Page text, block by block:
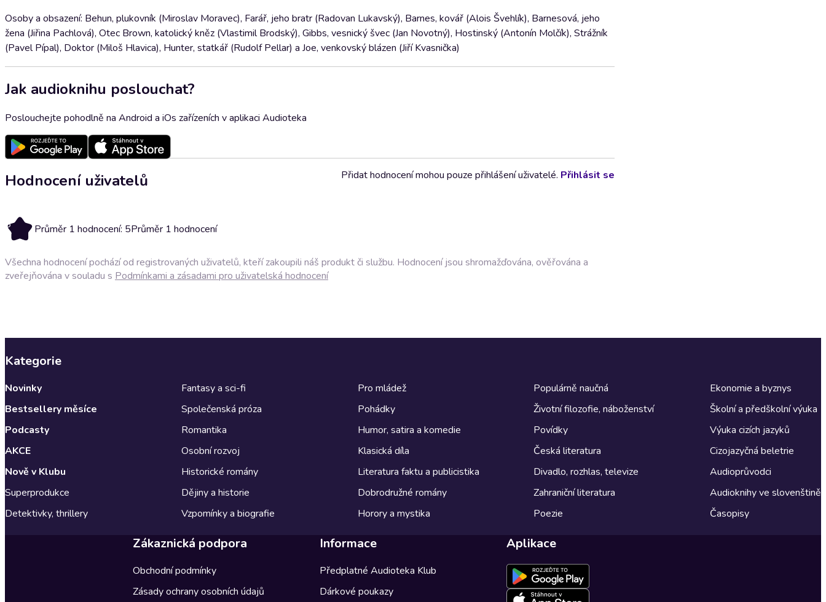
Osoby a obsazení: Behun, plukovník (Miroslav Moravec), Farář, jeho bratr (Radovan Lukavský), Barnes, kovář (Alois Švehlík), Barnesová, jeho
žena (Jiřina Pachlová), Otec Brown, katolický kněz (Vlastimil Brodský), Gibbs, vesnický švec (Jan Novotný), Hostinský (Antonín Molčík), Strážník
(Pavel Pípal), Doktor (Miloš Hlavica), Hunter, statkář (Rudolf Pellar) a Joe, venkovský blázen (Jiří Kvasnička)
Jak audioknihu poslouchat?
Poslouchejte pohodlně na Android a iOs zařízeních v aplikaci Audioteka
Hodnocení uživatelů
5 Průměr 1 hodnocení: 5Průměr 1 hodnocení
Přidat hodnocení mohou pouze přihlášení uživatelé. Přihlásit se
Všechna hodnocení pochází od registrovaných uživatelů, kteří zakoupili náš produkt či službu. Hodnocení jsou shromažďována, ověřována a
zveřejňována v souladu s Podmínkami a zásadami pro uživatelská hodnocení
Kategorie
Novinky
Bestsellery měsíce
Podcasty
AKCE
Nově v Klubu
Superprodukce
Detektivky, thrillery
Fantasy a sci-fi
Společenská próza
Romantika
Osobní rozvoj
Historické romány
Dějiny a historie
Vzpomínky a biografie
Pro mládež
Pohádky
Humor, satira a komedie
Klasická díla
Literatura faktu a publicistika
Dobrodružné romány
Horory a mystika
Populárně naučná
Životní filozofie, náboženství
Povídky
Česká literatura
Divadlo, rozhlas, televize
Zahraniční literatura
Poezie
Ekonomie a byznys
Školní a předškolní výuka
Výuka cizích jazyků
Cizojazyčná beletrie
Audioprůvodci
Audioknihy ve slovenštině
Časopisy
Zákaznická podpora
Obchodní podmínky
Zásady ochrany osobních údajů
Informace
Předplatné Audioteka Klub
Dárkové poukazy
Aplikace